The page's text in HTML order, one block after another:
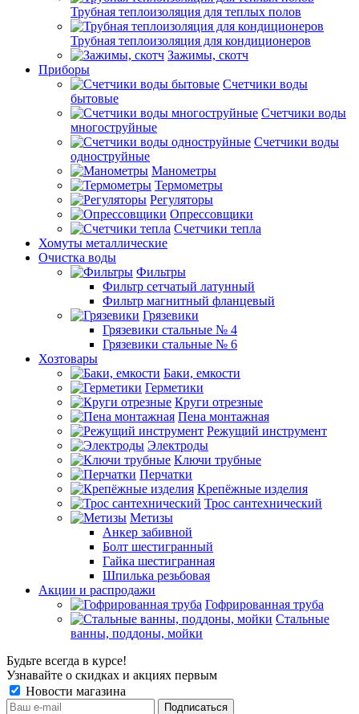
Трубная теплоизоляция для теплых полов
Трубная теплоизоляция для кондиционеров
Зажимы, скотч
Приборы
Счетчики воды
бытовые
Счетчики воды
многоструйные
Счетчики воды
одноструйные
Манометры
Термометры
Регуляторы
Опрессовщики
Счетчики тепла
Хомуты металлические
Очистка воды
Фильтры
Фильтр сетчатый латунный
Фильтр магнитный фланцевый
Грязевики
Грязевики стальные № 4
Грязевики стальные № 6
Хозтовары
Баки, емкости
Герметики
Круги отрезные
Пена монтажная
Режущий инструмент
Электроды
Ключи трубные
Перчатки
Крепёжные изделия
Трос сантехнический
Метизы
Анкер забивной
Болт шестигранный
Гайка шестигранная
Шпилька резьбовая
Акции и распродажи
Гофрированная труба
Стальные
ванны, поддоны, мойки
Будьте всегда в курсе!
Узнавайте о скидках и акциях первым
Новости магазина